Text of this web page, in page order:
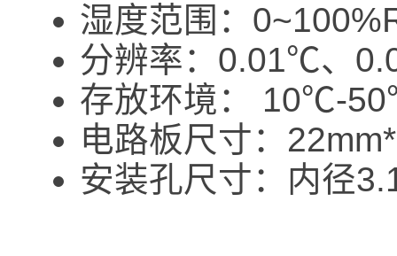
湿度范围：
分辨率：0.01℃、
存放环境： 10℃-
电路板尺寸：
安装孔尺寸：内径